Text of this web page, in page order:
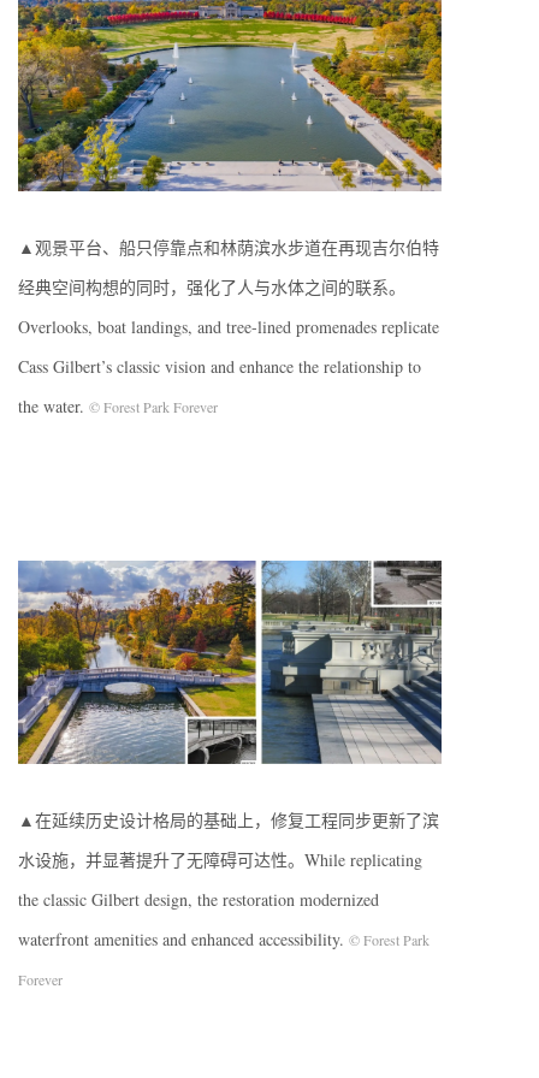
▲观景平台、船只停靠点和林荫滨水步道在再现吉尔伯特
经典空间构想的同时，强化了人与水体之间的联系。
Overlooks, boat landings, and tree-lined promenades replicate
Cass Gilbert’s classic vision and enhance the relationship to
the water. © Forest Park Forever
▲在延续历史设计格局的基础上，修复工程同步更新了滨
水设施，并显著提升了无障碍可达性。While replicating
the classic Gilbert design, the restoration modernized
waterfront amenities and enhanced accessibility. © Forest Park
Forever